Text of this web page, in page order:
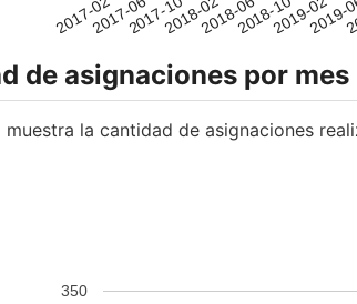
de asignaciones por mes
muestra la cantidad de asignaciones